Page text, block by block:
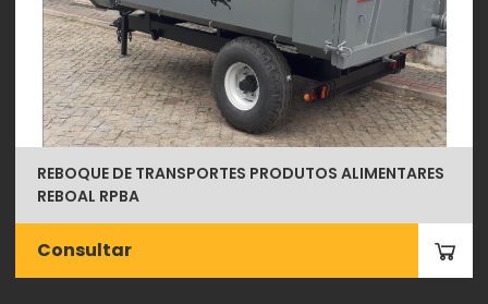
REBOQUE DE TRANSPORTES PRODUTOS ALIMENTARES
REBOAL RPBA
Consultar